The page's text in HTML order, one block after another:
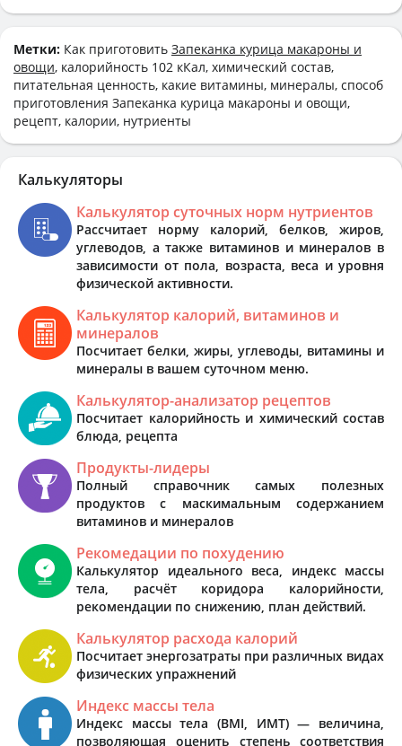
Метки: Как приготовить Запеканка курица макароны и
овощи, калорийность 102 кКал, химический состав,
питательная ценность, какие витамины, минералы, способ
приготовления Запеканка курица макароны и овощи,
рецепт, калории, нутриенты
Калькуляторы
Калькулятор суточных норм нутриентов
Рассчитает норму калорий, белков, жиров,
углеводов, а также витаминов и минералов в
зависимости от пола, возраста, веса и уровня
физической активности.
Калькулятор калорий, витаминов и
минералов
Посчитает белки, жиры, углеводы, витамины и
минералы в вашем суточном меню.
Калькулятор-анализатор рецептов
Посчитает калорийность и химический состав
блюда, рецепта
Продукты-лидеры
Полный справочник самых полезных
продуктов с маскимальным содержанием
витаминов и минералов
Рекомедации по похудению
Калькулятор идеального веса, индекс массы
тела, расчёт коридора калорийности,
рекомендации по снижению, план действий.
Калькулятор расхода калорий
Посчитает энергозатраты при различных видах
физических упражнений
Индекс массы тела
Индекс массы тела (BMI, ИМТ) — величина,
позволяющая оценить степень соответствия